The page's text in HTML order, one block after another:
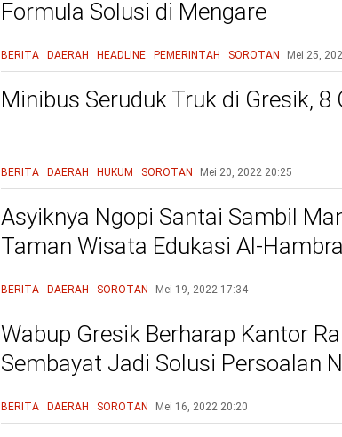
Formula Solusi di Mengare
BERITA DAERAH HEADLINE PEMERINTAH SOROTAN Mei 25,
Minibus Seruduk Truk di Gresik, 8
BERITA DAERAH HUKUM SOROTAN Mei 20, 2022 20:25
Asyiknya Ngopi Santai Sambil
Taman Wisata Edukasi Al-Hambra
BERITA DAERAH SOROTAN Mei 19, 2022 17:34
Wabup Gresik Berharap Kantor
Sembayat Jadi Solusi Persoalan
BERITA DAERAH SOROTAN Mei 16, 2022 20:20